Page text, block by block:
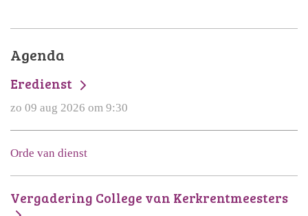
Agenda
Eredienst
zo 09 aug 2026 om 9:30
Orde van dienst
Vergadering College van Kerkrentmeesters